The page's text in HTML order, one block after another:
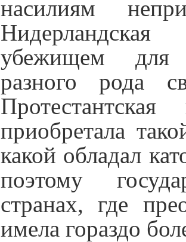
насилиям
убежищем для
разного рода
приобретала
какой обладал
поэтому
странах, где
имела гораздо